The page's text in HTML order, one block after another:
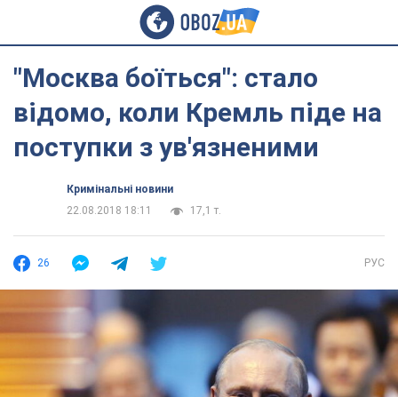
"Москва боїться": стало
відомо, коли Кремль піде на
поступки з ув'язненими
Кримінальні новини
22.08.2018 18:11
17,1 т.
26 РУС